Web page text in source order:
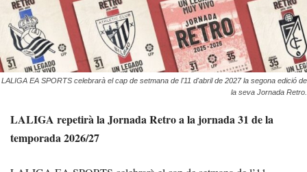
LALIGA EA SPORTS celebrarà el cap de setmana de l'11 d'abril de 2027 la segona edició de
la seva Jornada Retro.
LALIGA repetirà la Jornada Retro a la jornada 31 de la
temporada 2026/27